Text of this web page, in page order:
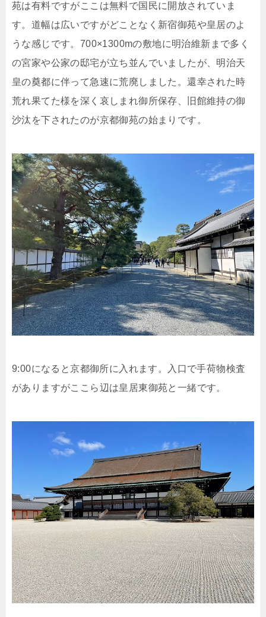
苑は有料ですがここは無料で国民に開放されていま
す。道幅は広いですがどことなく新宿御苑や皇居のよ
うな感じです。700×1300mの敷地に明治維新まで多く
の宮家や公家の邸宅が立ち並んでいましたが、明治天
皇の奠都に伴って急速に荒廃しました。還幸された時
荒れ果てた様を深く哀しまれ御所保存、旧館維持の御
沙汰を下されたのが京都御苑の始まりです。
9:00になると京都御所に入れます。入口で手荷物検査
がありますがここら辺は皇居東御苑と一緒です。